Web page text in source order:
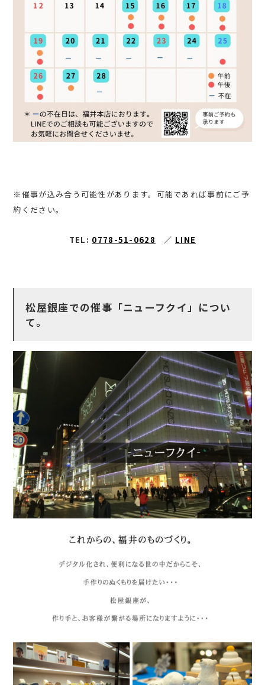
※催事が込み合う可能性があります。可能であれば事前にご予
約ください。
TEL: 0778-51-0628 ／ LINE
松屋銀座での催事「ニューフクイ」につい
て。